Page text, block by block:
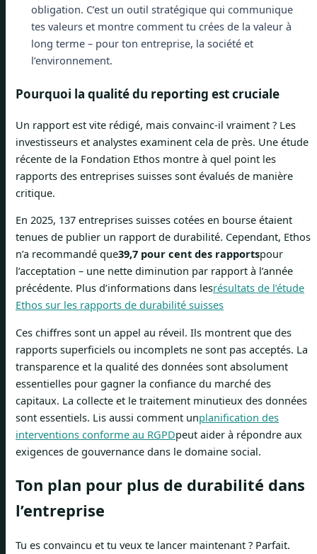
obligation. C’est un outil stratégique qui communique
tes valeurs et montre comment tu crées de la valeur à
long terme – pour ton entreprise, la société et
l’environnement.
Pourquoi la qualité du reporting est cruciale
Un rapport est vite rédigé, mais convainc-il vraiment ? Les
investisseurs et analystes examinent cela de près. Une étude
récente de la Fondation Ethos montre à quel point les
rapports des entreprises suisses sont évalués de manière
critique.
En 2025, 137 entreprises suisses cotées en bourse étaient
tenues de publier un rapport de durabilité. Cependant, Ethos
n’a recommandé que39,7 pour cent des rapportspour
l’acceptation – une nette diminution par rapport à l’année
précédente. Plus d’informations dans lesrésultats de l’étude
Ethos sur les rapports de durabilité suisses
Ces chiffres sont un appel au réveil. Ils montrent que des
rapports superficiels ou incomplets ne sont pas acceptés. La
transparence et la qualité des données sont absolument
essentielles pour gagner la confiance du marché des
capitaux. La collecte et le traitement minutieux des données
sont essentiels. Lis aussi comment unplanification des
interventions conforme au RGPDpeut aider à répondre aux
exigences de gouvernance dans le domaine social.
Ton plan pour plus de durabilité dans
l’entreprise
Tu es convaincu et tu veux te lancer maintenant ? Parfait.